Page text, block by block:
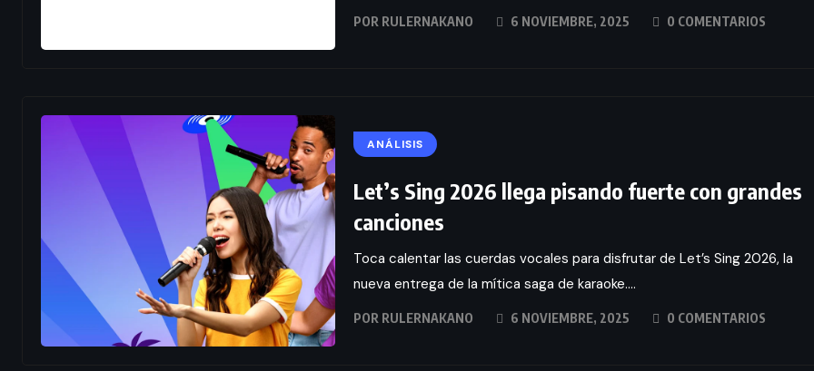
POR RULERNAKANO 6 NOVIEMBRE, 2025 0 COMENTARIOS
ANÁLISIS
Let’s Sing 2026 llega pisando fuerte con grandes
canciones
Toca calentar las cuerdas vocales para disfrutar de Let’s Sing 2026, la
nueva entrega de la mítica saga de karaoke....
POR RULERNAKANO 6 NOVIEMBRE, 2025 0 COMENTARIOS